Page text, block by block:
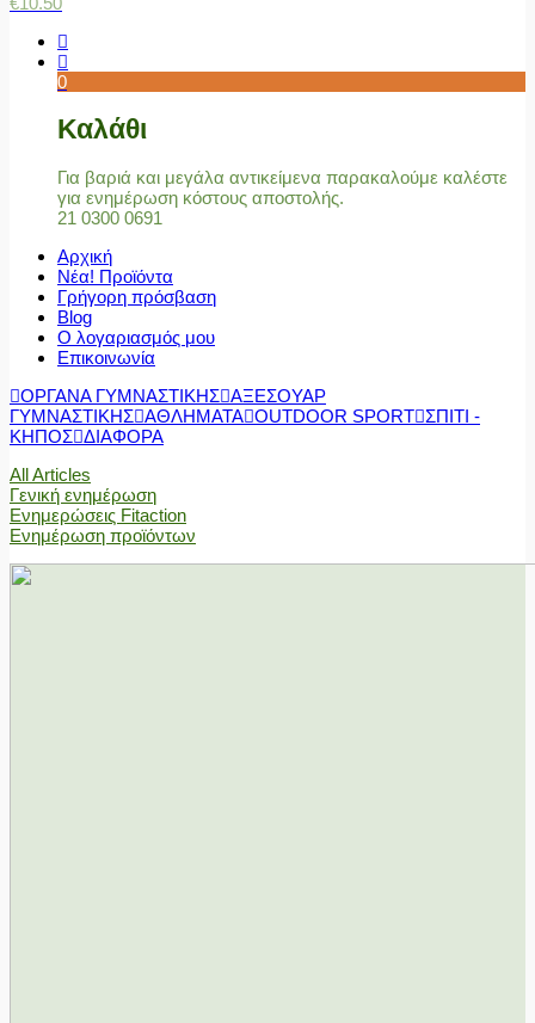
0
Καλάθι
Για βαριά και μεγάλα αντικείμενα παρακαλούμε καλέστε
για ενημέρωση κόστους αποστολής.
21 0300 0691
Αρχική
Νέα! Προϊόντα
Γρήγορη πρόσβαση
Blog
Ο λογαριασμός μου
Επικοινωνία
ΟΡΓΑΝΑ ΓΥΜΝΑΣΤΙΚΗΣ ΑΞΕΣΟΥΑΡ
ΓΥΜΝΑΣΤΙΚΗΣ ΑΘΛΗΜΑΤΑ OUTDOOR SPORT ΣΠΙΤΙ -
ΚΗΠΟΣ ΔΙΑΦΟΡΑ
All Articles
Γενική ενημέρωση
Ενημερώσεις Fitaction
Ενημέρωση προϊόντων